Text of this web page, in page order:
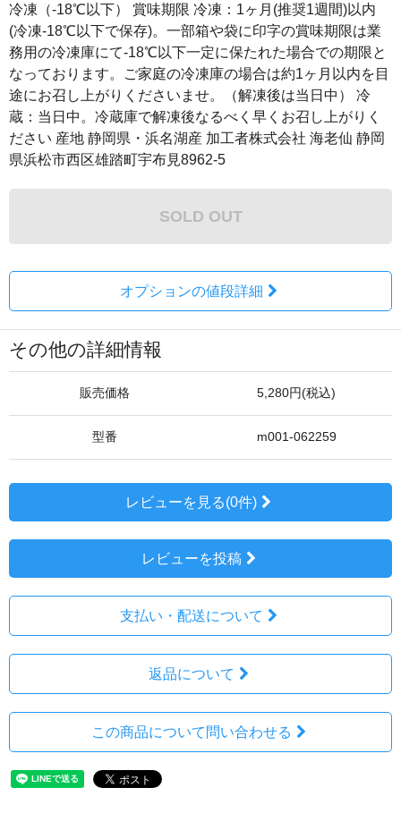
冷凍（-18℃以下） 賞味期限 冷凍：1ヶ月(推奨1週間)以内
(冷凍-18℃以下で保存)。一部箱や袋に印字の賞味期限は業
務用の冷凍庫にて-18℃以下一定に保たれた場合での期限と
なっております。ご家庭の冷凍庫の場合は約1ヶ月以内を目
途にお召し上がりくださいませ。（解凍後は当日中） 冷
蔵：当日中。冷蔵庫で解凍後なるべく早くお召し上がりく
ださい 産地 静岡県・浜名湖産 加工者株式会社 海老仙 静岡
県浜松市西区雄踏町宇布見8962-5
SOLD OUT
オプションの値段詳細
その他の詳細情報
販売価格 5,280円(税込)
型番 m001-062259
レビューを見る(0件)
レビューを投稿
支払い・配送について
返品について
この商品について問い合わせる